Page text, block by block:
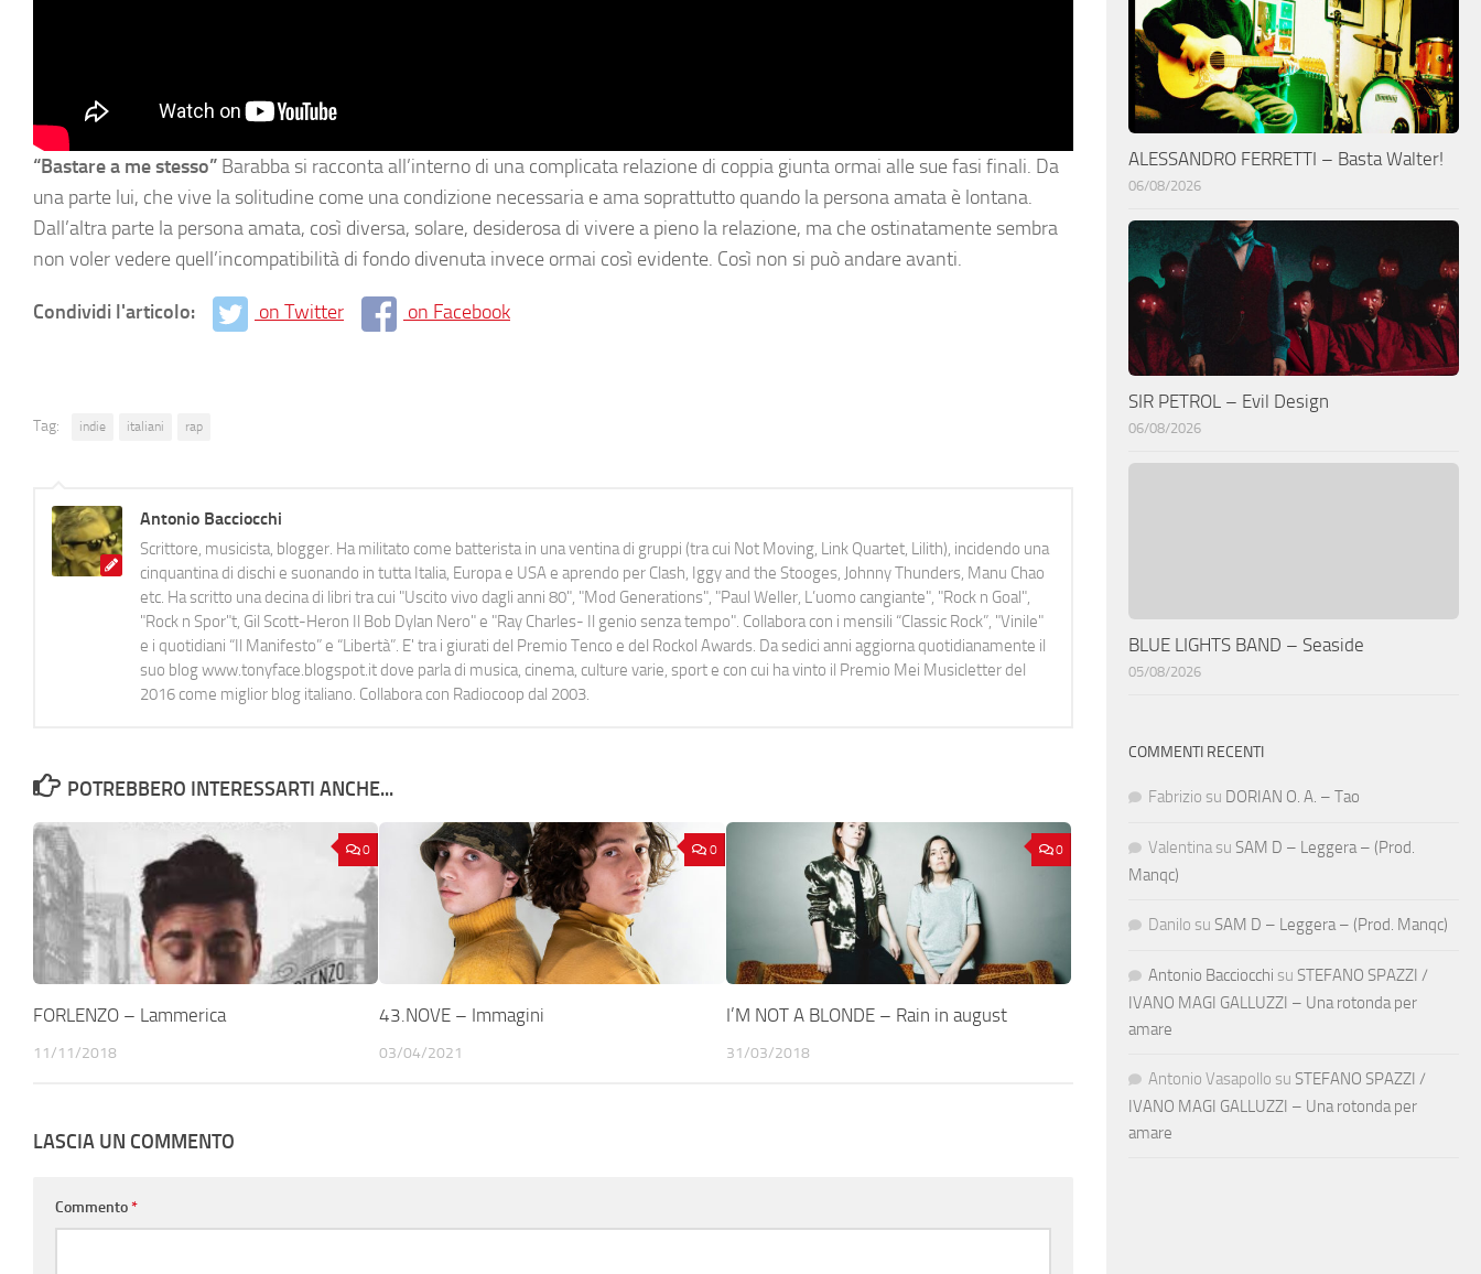
“Bastare a me stesso” Barabba si racconta all’interno di una complicata relazione di coppia giunta ormai alle sue fasi finali. Da
una parte lui, che vive la solitudine come una condizione necessaria e ama soprattutto quando la persona amata è lontana.
Dall’altra parte la persona amata, così diversa, solare, desiderosa di vivere a pieno la relazione, ma che ostinatamente sembra
non voler vedere quell’incompatibilità di fondo divenuta invece ormai così evidente. Così non si può andare avanti.
Condividi l'articolo: on Twitter on Facebook
Tag: indie italiani rap
Antonio Bacciocchi
Scrittore, musicista, blogger. Ha militato come batterista in una ventina di gruppi (tra cui Not Moving, Link Quartet, Lilith), incidendo una
cinquantina di dischi e suonando in tutta Italia, Europa e USA e aprendo per Clash, Iggy and the Stooges, Johnny Thunders, Manu Chao
etc. Ha scritto una decina di libri tra cui "Uscito vivo dagli anni 80", "Mod Generations", "Paul Weller, L’uomo cangiante", "Rock n Goal",
"Rock n Spor"t, Gil Scott-Heron Il Bob Dylan Nero" e "Ray Charles- Il genio senza tempo". Collabora con i mensili “Classic Rock”, "Vinile"
e i quotidiani “Il Manifesto” e “Libertà”. E' tra i giurati del Premio Tenco e del Rockol Awards. Da sedici anni aggiorna quotidianamente il
suo blog www.tonyface.blogspot.it dove parla di musica, cinema, culture varie, sport e con cui ha vinto il Premio Mei Musicletter del
2016 come miglior blog italiano. Collabora con Radiocoop dal 2003.
POTREBBERO INTERESSARTI ANCHE...
0
FORLENZO – Lammerica
11/11/2018
0
43.NOVE – Immagini
03/04/2021
0
I’M NOT A BLONDE – Rain in august
31/03/2018
LASCIA UN COMMENTO
Commento*
ALESSANDRO FERRETTI – Basta Walter!
06/08/2026
SIR PETROL – Evil Design
06/08/2026
BLUE LIGHTS BAND – Seaside
05/08/2026
COMMENTI RECENTI
Fabrizio su DORIAN O. A. – Tao
Valentina su SAM D – Leggera – (Prod.
Manqc)
Danilo su SAM D – Leggera – (Prod. Manqc)
Antonio Bacciocchi su STEFANO SPAZZI /
IVANO MAGI GALLUZZI – Una rotonda per
amare
Antonio Vasapollo su STEFANO SPAZZI /
IVANO MAGI GALLUZZI – Una rotonda per
amare